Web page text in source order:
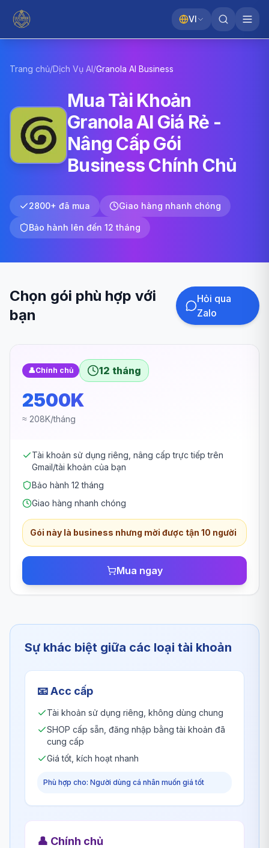
VI
Trang chủ/Dịch Vụ AI/Granola AI Business
Mua Tài Khoản
Granola AI Giá Rẻ -
Nâng Cấp Gói
Business Chính Chủ
2800+ đã mua Giao hàng nhanh chóng
Bảo hành lên đến 12 tháng
Chọn gói phù hợp với
bạn
Hỏi qua
Zalo
👤Chính chủ 12 tháng
2500K
≈ 208K/tháng
Tài khoản sử dụng riêng, nâng cấp trực tiếp trên
Gmail/tài khoản của bạn
Bảo hành 12 tháng
Giao hàng nhanh chóng
Gói này là business nhưng mời được tận 10 người
Mua ngay
Sự khác biệt giữa các loại tài khoản
📧Acc cấp
Tài khoản sử dụng riêng, không dùng chung
SHOP cấp sẵn, đăng nhập bằng tài khoản đã
cung cấp
Giá tốt, kích hoạt nhanh
Phù hợp cho: Người dùng cá nhân muốn giá tốt
👤 Chính chủ